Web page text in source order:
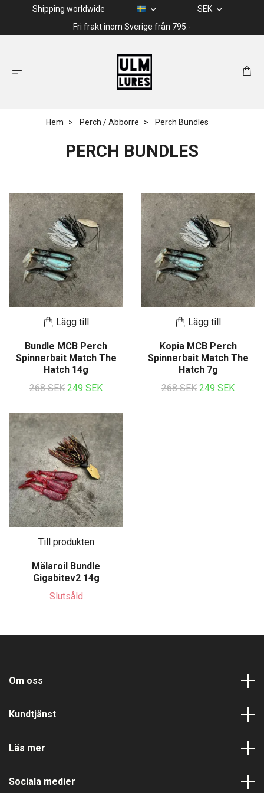
Shipping worldwide
SEK
Fri frakt inom Sverige från 795:-
Hem Perch / Abborre Perch Bundles
PERCH BUNDLES
Lägg till
Bundle MCB Perch
Spinnerbait Match The
Hatch 14g
268 SEK 249 SEK
Lägg till
Kopia MCB Perch
Spinnerbait Match The
Hatch 7g
268 SEK 249 SEK
Till produkten
Mälaroil Bundle
Gigabitev2 14g
Slutsåld
Om oss
Kundtjänst
Läs mer
Sociala medier